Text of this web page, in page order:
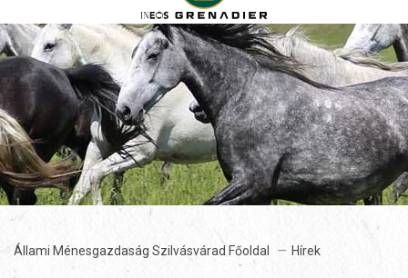
Állami Ménesgazdaság Szilvásvárad Főoldal Hírek